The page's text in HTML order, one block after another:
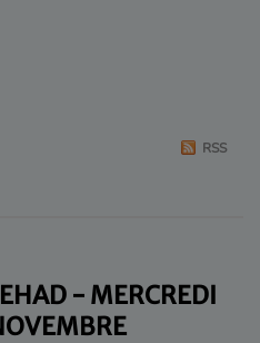
RSS
- MERCREDI